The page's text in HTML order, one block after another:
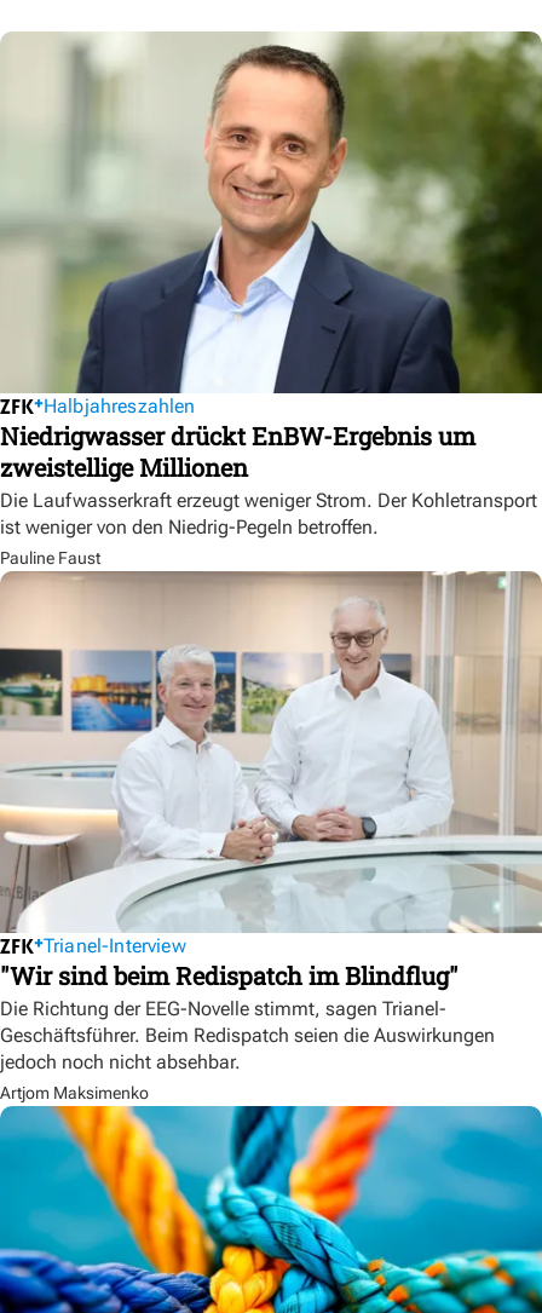
Halbjahreszahlen
Niedrigwasser drückt EnBW-Ergebnis um
zweistellige Millionen
Die Laufwasserkraft erzeugt weniger Strom. Der Kohletransport
ist weniger von den Niedrig-Pegeln betroffen.
Pauline Faust
Trianel-Interview
"Wir sind beim Redispatch im Blindflug"
Die Richtung der EEG-Novelle stimmt, sagen Trianel-
Geschäftsführer. Beim Redispatch seien die Auswirkungen
jedoch noch nicht absehbar.
Artjom Maksimenko